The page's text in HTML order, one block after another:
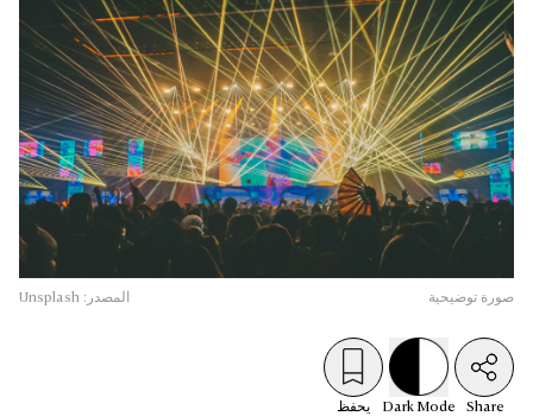
صورة توضيحية المصدر: Unsplash
Share
Dark Mode يحفظ